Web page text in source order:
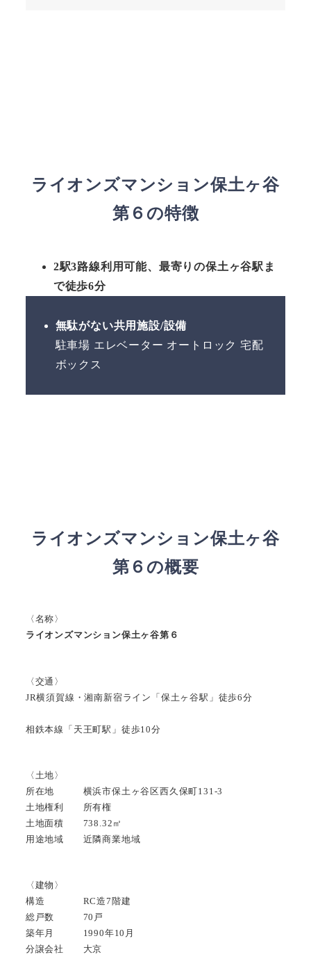
ライオンズマンション保土ヶ谷
第６の特徴
2駅3路線利用可能、最寄りの保土ヶ谷駅ま
で徒歩6分
無駄がない共用施設/設備
駐車場 エレベーター オートロック 宅配
ボックス
ライオンズマンション保土ヶ谷
第６の概要
〈名称〉
ライオンズマンション保土ヶ谷第６
〈交通〉
JR横須賀線・湘南新宿ライン「保土ヶ谷駅」徒歩6分
相鉄本線「天王町駅」徒歩10分
〈土地〉
所在地 横浜市保土ヶ谷区西久保町131-3
土地権利 所有権
土地面積 738.32㎡
用途地域 近隣商業地域
〈建物〉
構造 RC造7階建
総戸数 70戸
築年月 1990年10月
分譲会社 大京